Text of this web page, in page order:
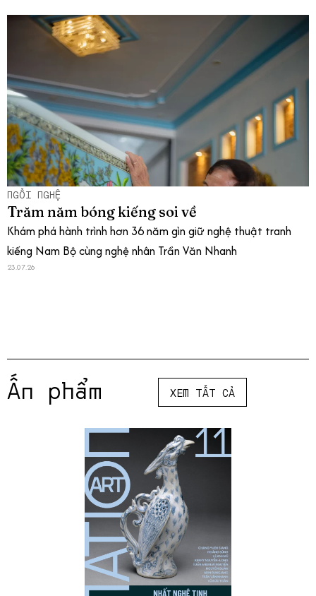
NGỒI NGHỆ
Trăm năm bóng kiếng soi về
Khám phá hành trình hơn 36 năm gìn giữ nghệ thuật tranh
kiếng Nam Bộ cùng nghệ nhân Trần Văn Nhanh
23.07.26
Ấn phẩm XEM TẤT CẢ